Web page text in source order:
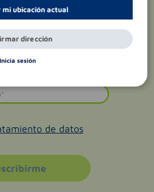
de datos
mi ubicación actual
dirección
Inicia sesión